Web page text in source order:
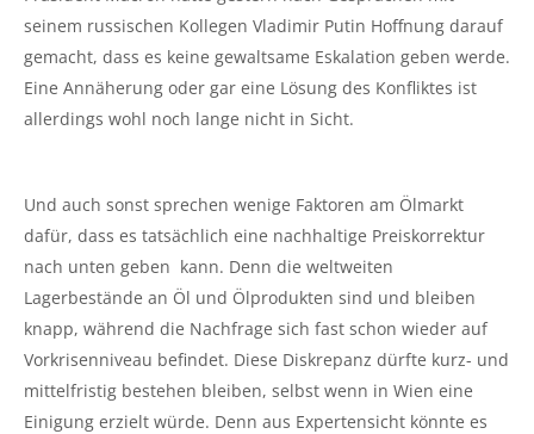
seinem russischen Kollegen Vladimir Putin Hoffnung darauf
gemacht, dass es keine gewaltsame Eskalation geben werde.
Eine Annäherung oder gar eine Lösung des Konfliktes ist
allerdings wohl noch lange nicht in Sicht.
Und auch sonst sprechen wenige Faktoren am Ölmarkt
dafür, dass es tatsächlich eine nachhaltige Preiskorrektur
nach unten geben kann. Denn die weltweiten
Lagerbestände an Öl und Ölprodukten sind und bleiben
knapp, während die Nachfrage sich fast schon wieder auf
Vorkrisenniveau befindet. Diese Diskrepanz dürfte kurz- und
mittelfristig bestehen bleiben, selbst wenn in Wien eine
Einigung erzielt würde. Denn aus Expertensicht könnte es